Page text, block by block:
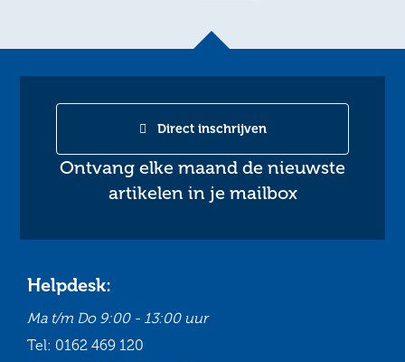
Ontvang elke maand de nieuwste
artikelen in je mailbox
Direct inschrijven
Helpdesk:
Ma t/m Do 9:00 - 13:00 uur
Tel: 0162 469 120